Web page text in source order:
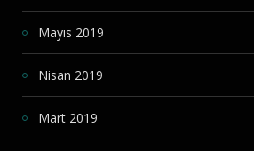
Mayıs 2019
Nisan 2019
Mart 2019